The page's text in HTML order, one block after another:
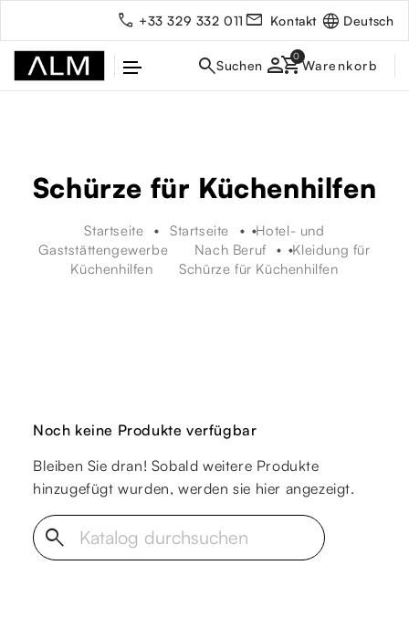
+33 329 332 011 Kontakt Deutsch
person
Schürze für Küchenhilfen
Startseite Startseite
Hotel- und
Gaststättengewerbe
Nach Beruf
Kleidung für
Küchenhilfen
Schürze für Küchenhilfen
Noch keine Produkte verfügbar
Bleiben Sie dran! Sobald weitere Produkte
hinzugefügt wurden, werden sie hier angezeigt.
search